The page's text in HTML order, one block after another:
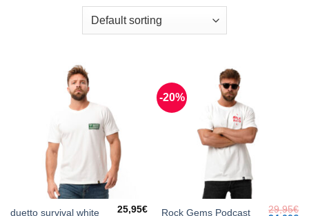
duetto survival white
25,95€
-20%
Rock Gems Podcast
29,95€